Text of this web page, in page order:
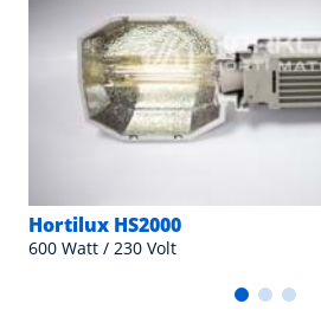
Hortilux HS2000
600 Watt / 230 Volt